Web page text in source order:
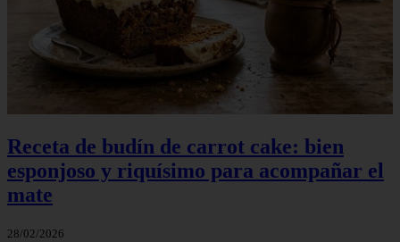
Receta de budín de carrot cake: bien
esponjoso y riquísimo para acompañar el
mate
28/02/2026